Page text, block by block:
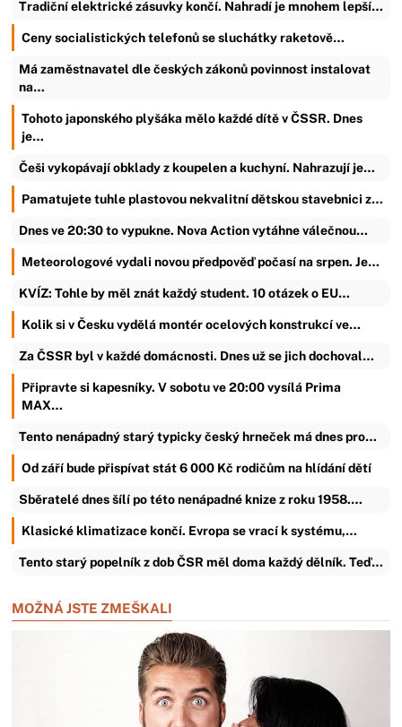
Tradiční elektrické zásuvky končí. Nahradí je mnohem lepší…
Ceny socialistických telefonů se sluchátky raketově…
Má zaměstnavatel dle českých zákonů povinnost instalovat
na…
Tohoto japonského plyšáka mělo každé dítě v ČSSR. Dnes
je…
Češi vykopávají obklady z koupelen a kuchyní. Nahrazují je…
Pamatujete tuhle plastovou nekvalitní dětskou stavebnici z…
Dnes ve 20:30 to vypukne. Nova Action vytáhne válečnou…
Meteorologové vydali novou předpověď počasí na srpen. Je…
KVÍZ: Tohle by měl znát každý student. 10 otázek o EU…
Kolik si v Česku vydělá montér ocelových konstrukcí ve…
Za ČSSR byl v každé domácnosti. Dnes už se jich dochoval…
Připravte si kapesníky. V sobotu ve 20:00 vysílá Prima
MAX…
Tento nenápadný starý typicky český hrneček má dnes pro…
Od září bude přispívat stát 6 000 Kč rodičům na hlídání dětí
Sběratelé dnes šílí po této nenápadné knize z roku 1958.…
Klasické klimatizace končí. Evropa se vrací k systému,…
Tento starý popelník z dob ČSR měl doma každý dělník. Teď…
MOŽNÁ JSTE ZMEŠKALI